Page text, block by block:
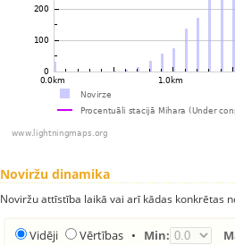
Noviržu dinamika
Noviržu attīstība laikā vai arī kādas konkrētas
Vidēji Vērtības • Min: